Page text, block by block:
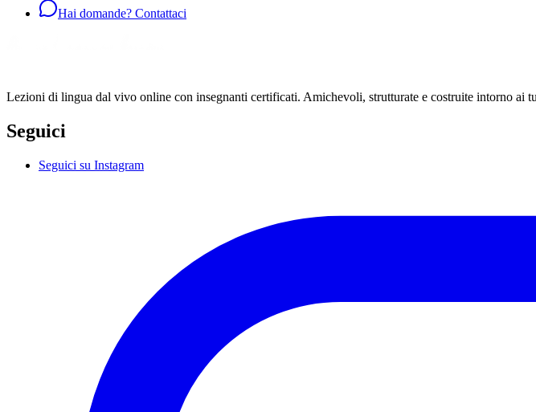
Hai domande? Contattaci
Lezioni di lingua dal vivo online con insegnanti certificati. Amichevoli, strutturate e costruite intorno ai
Seguici
Seguici su Instagram